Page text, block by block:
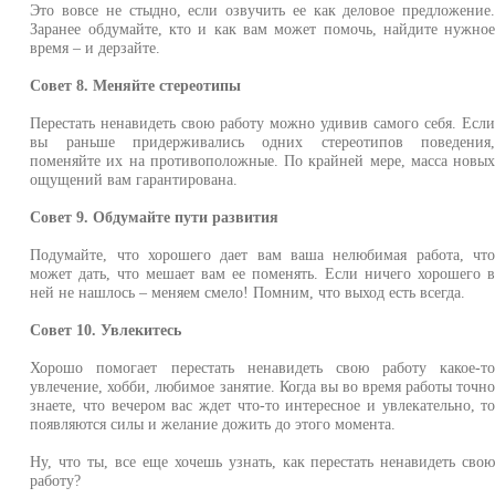
Это вовсе не стыдно, если озвучить ее как деловое предложение.
Заранее обдумайте, кто и как вам может помочь, найдите нужное
время – и дерзайте.
Совет 8. Меняйте стереотипы
Перестать ненавидеть свою работу можно удивив самого себя. Если
вы раньше придерживались одних стереотипов поведения,
поменяйте их на противоположные. По крайней мере, масса новых
ощущений вам гарантирована.
Совет 9. Обдумайте пути развития
Подумайте, что хорошего дает вам ваша нелюбимая работа, что
может дать, что мешает вам ее поменять. Если ничего хорошего в
ней не нашлось – меняем смело! Помним, что выход есть всегда.
Совет 10. Увлекитесь
Хорошо помогает перестать ненавидеть свою работу какое-то
увлечение, хобби, любимое занятие. Когда вы во время работы точно
знаете, что вечером вас ждет что-то интересное и увлекательно, то
появляются силы и желание дожить до этого момента.
Ну, что ты, все еще хочешь узнать, как перестать ненавидеть свою
работу?